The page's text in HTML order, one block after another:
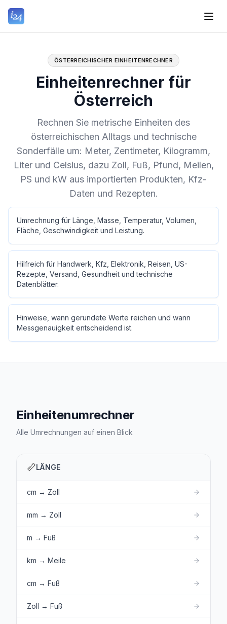
ÖSTERREICHISCHER EINHEITENRECHNER
Einheitenrechner für
Österreich
Rechnen Sie metrische Einheiten des
österreichischen Alltags und technische
Sonderfälle um: Meter, Zentimeter, Kilogramm,
Liter und Celsius, dazu Zoll, Fuß, Pfund, Meilen,
PS und kW aus importierten Produkten, Kfz-
Daten und Rezepten.
Umrechnung für Länge, Masse, Temperatur, Volumen,
Fläche, Geschwindigkeit und Leistung.
Hilfreich für Handwerk, Kfz, Elektronik, Reisen, US-
Rezepte, Versand, Gesundheit und technische
Datenblätter.
Hinweise, wann gerundete Werte reichen und wann
Messgenauigkeit entscheidend ist.
Einheitenumrechner
Alle Umrechnungen auf einen Blick
📏LÄNGE
cm → Zoll
mm → Zoll
m → Fuß
km → Meile
cm → Fuß
Zoll → Fuß